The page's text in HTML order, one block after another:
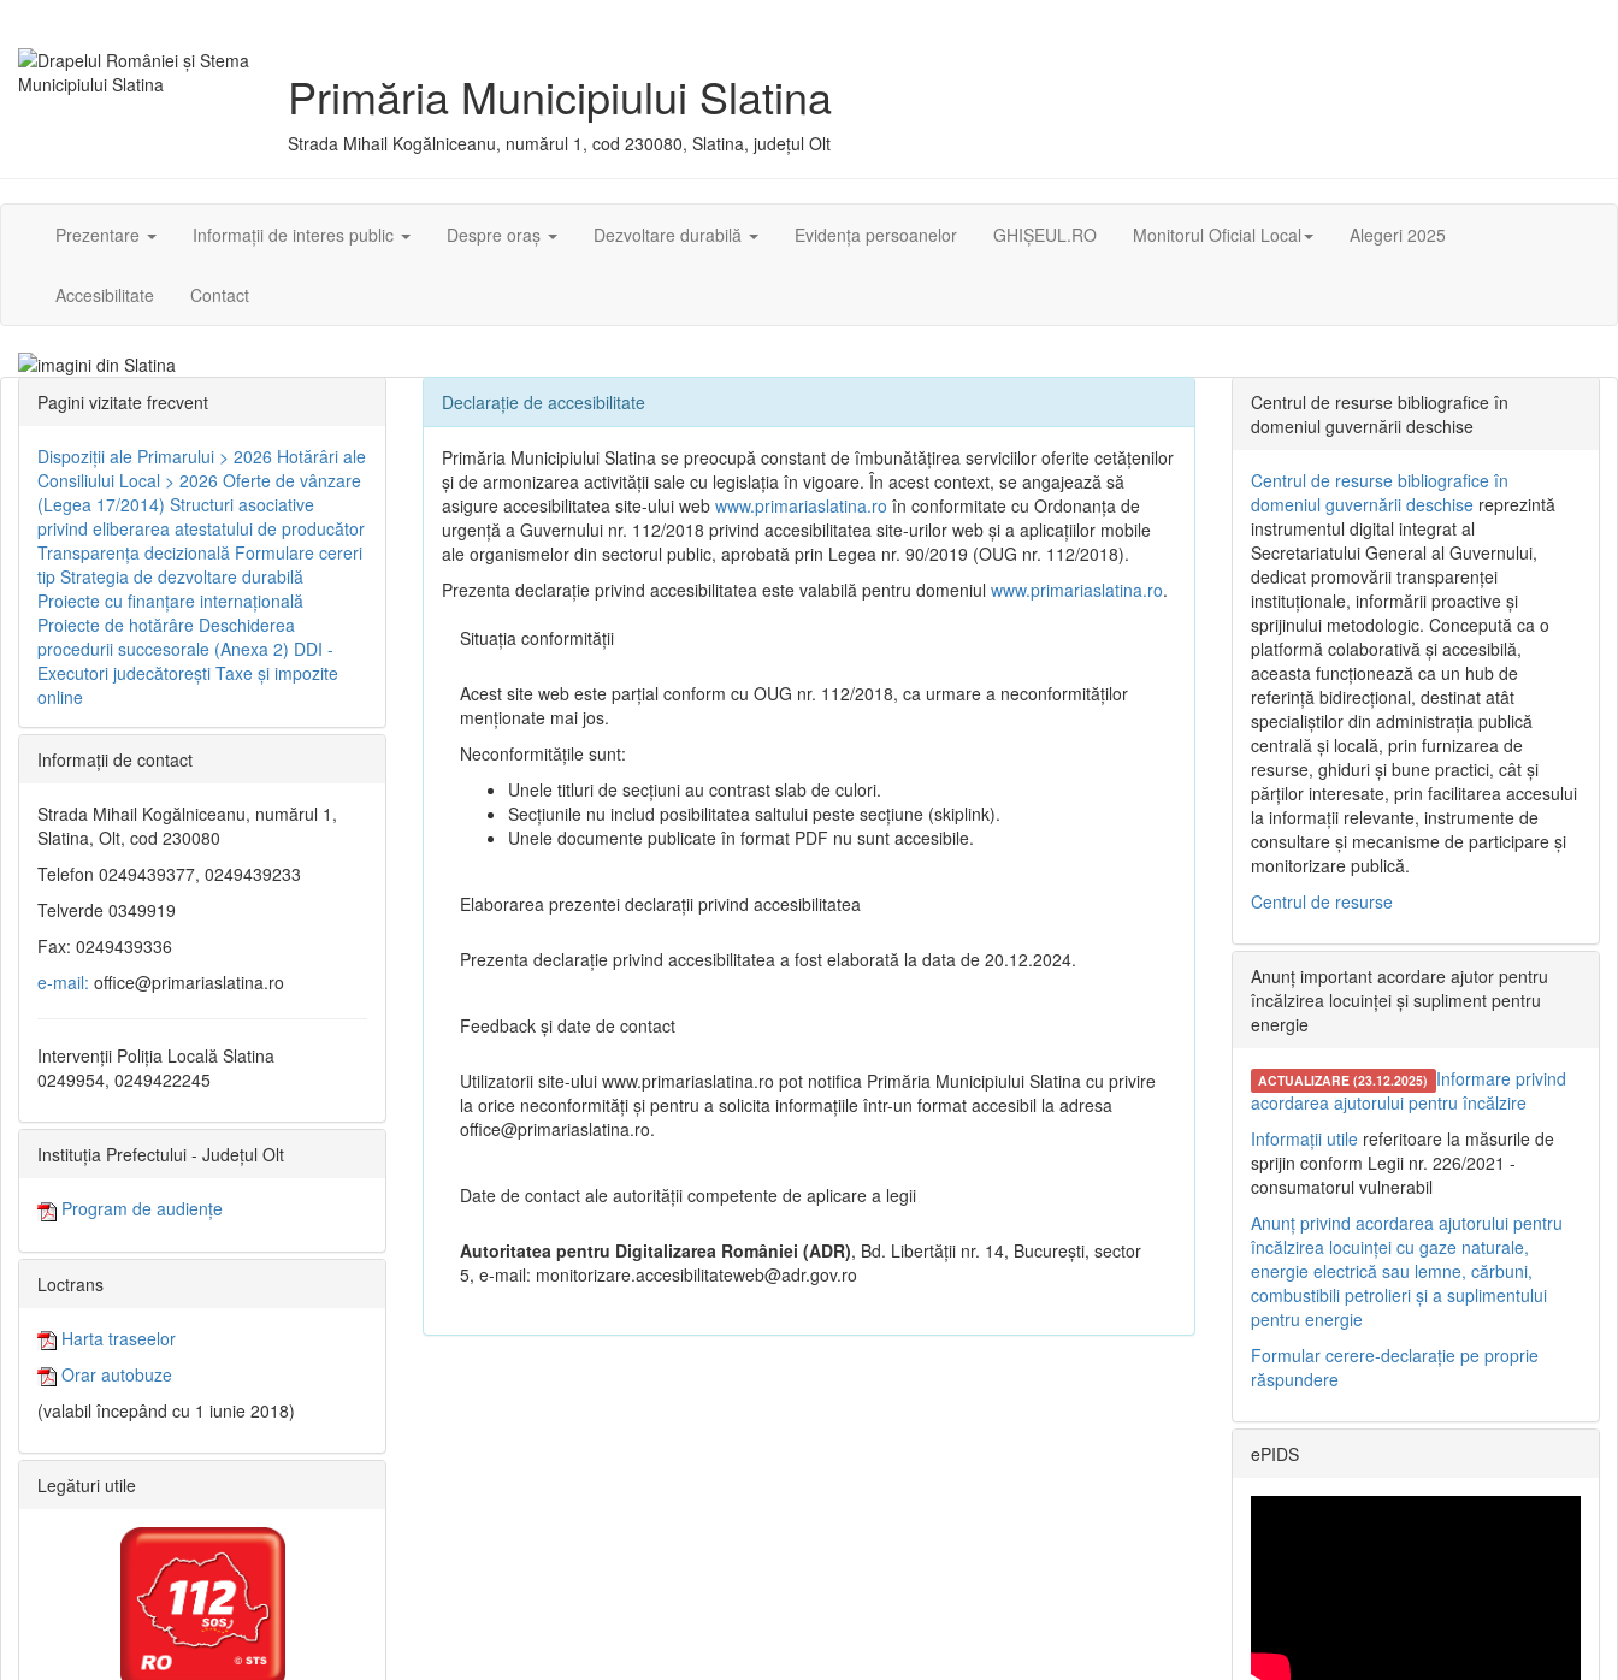
Primăria Municipiului Slatina
Strada Mihail Kogălniceanu, numărul 1, cod 230080, Slatina, județul Olt
Prezentare Informații de interes public Despre oraș Dezvoltare durabilă Evidența persoanelor GHIȘEUL.RO Monitorul Oficial Local Alegeri 2025
Accesibilitate Contact
Declarație de accesibilitate
Primăria Municipiului Slatina se preocupă constant de îmbunătățirea serviciilor oferite cetățenilor
și de armonizarea activității sale cu legislația în vigoare. În acest context, se angajează să
asigure accesibilitatea site-ului web www.primariaslatina.ro în conformitate cu Ordonanța de
urgență a Guvernului nr. 112/2018 privind accesibilitatea site-urilor web și a aplicațiilor mobile
ale organismelor din sectorul public, aprobată prin Legea nr. 90/2019 (OUG nr. 112/2018).
Prezenta declarație privind accesibilitatea este valabilă pentru domeniul www.primariaslatina.ro.
Situația conformității
Acest site web este parțial conform cu OUG nr. 112/2018, ca urmare a neconformităților
menționate mai jos.
Neconformitățile sunt:
Unele titluri de secțiuni au contrast slab de culori.
Secțiunile nu includ posibilitatea saltului peste secțiune (skiplink).
Unele documente publicate în format PDF nu sunt accesibile.
Elaborarea prezentei declarații privind accesibilitatea
Prezenta declarație privind accesibilitatea a fost elaborată la data de 20.12.2024.
Feedback și date de contact
Utilizatorii site-ului www.primariaslatina.ro pot notifica Primăria Municipiului Slatina cu privire
la orice neconformități și pentru a solicita informațiile într-un format accesibil la adresa
office@primariaslatina.ro.
Date de contact ale autorităţii competente de aplicare a legii
Autoritatea pentru Digitalizarea României (ADR), Bd. Libertăţii nr. 14, Bucureşti, sector
5, e-mail: monitorizare.accesibilitateweb@adr.gov.ro
Pagini vizitate frecvent
Dispoziţii ale Primarului > 2026 Hotărâri ale
Consiliului Local > 2026 Oferte de vânzare
(Legea 17/2014) Structuri asociative
privind eliberarea atestatului de producător
Transparenţa decizională Formulare cereri
tip Strategia de dezvoltare durabilă
Proiecte cu finanţare internaţională
Proiecte de hotărâre Deschiderea
procedurii succesorale (Anexa 2) DDI -
Executori judecătorești Taxe şi impozite
online
Informaţii de contact
Strada Mihail Kogălniceanu, numărul 1,
Slatina, Olt, cod 230080
Telefon 0249439377, 0249439233
Telverde 0349919
Fax: 0249439336
e-mail: office@primariaslatina.ro
Intervenții Poliția Locală Slatina
0249954, 0249422245
Instituția Prefectului - Județul Olt
Program de audiențe
Loctrans
Harta traseelor
Orar autobuze
(valabil începând cu 1 iunie 2018)
Legături utile
Centrul de resurse bibliografice în
domeniul guvernării deschise
Centrul de resurse bibliografice în
domeniul guvernării deschise reprezintă
instrumentul digital integrat al
Secretariatului General al Guvernului,
dedicat promovării transparenței
instituționale, informării proactive și
sprijinului metodologic. Concepută ca o
platformă colaborativă și accesibilă,
aceasta funcționează ca un hub de
referință bidirecțional, destinat atât
specialiștilor din administrația publică
centrală și locală, prin furnizarea de
resurse, ghiduri și bune practici, cât și
părților interesate, prin facilitarea accesului
la informații relevante, instrumente de
consultare și mecanisme de participare și
monitorizare publică.
Centrul de resurse
Anunț important acordare ajutor pentru
încălzirea locuinței și supliment pentru
energie
ACTUALIZARE (23.12.2025) Informare privind
acordarea ajutorului pentru încălzire
Informații utile referitoare la măsurile de
sprijin conform Legii nr. 226/2021 -
consumatorul vulnerabil
Anunț privind acordarea ajutorului pentru
încălzirea locuinței cu gaze naturale,
energie electrică sau lemne, cărbuni,
combustibili petrolieri și a suplimentului
pentru energie
Formular cerere-declarație pe proprie
răspundere
ePIDS